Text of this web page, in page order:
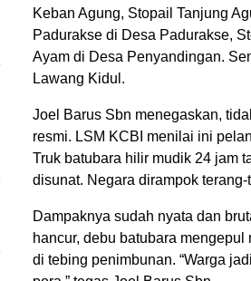
Keban Agung, Stopail Tanjung
Padurakse di Desa Padurakse,
Ayam di Desa Penyandingan.
Lawang Kidul.
Joel Barus Sbn menegaskan,
resmi. LSM KCBI menilai ini
Truk batubara hilir mudik 24 jam
disunat. Negara dirampok
Dampaknya sudah nyata dan
hancur, debu batubara
di tebing penimbunan. “Warga